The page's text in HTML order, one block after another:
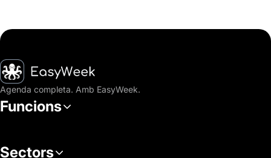
Inici
Agenda completa. Amb EasyWeek.
Funcions
Sectors